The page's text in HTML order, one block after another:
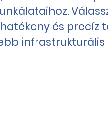
és precíz
infrastrukturális